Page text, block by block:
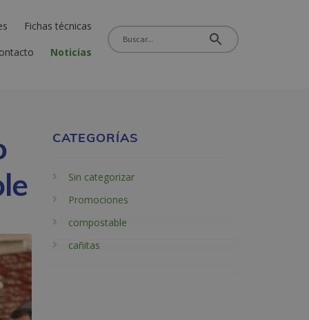
Fichas técnicas
Noticias
CATEGORÍAS
Sin categorizar
Promociones
compostable
cañitas